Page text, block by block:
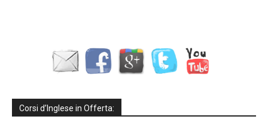
Corsi d’Inglese in Offerta: